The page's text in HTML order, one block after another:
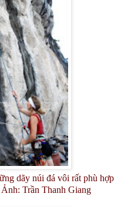
dãy núi đá vôi rất phù hợp
Trần Thanh Giang